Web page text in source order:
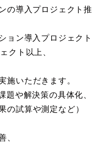
の導入プロジェクト推
ョン導入プロジェクト
クト以上、
施いただきます。
題や解決策の具体化、
の試算や測定など）
、